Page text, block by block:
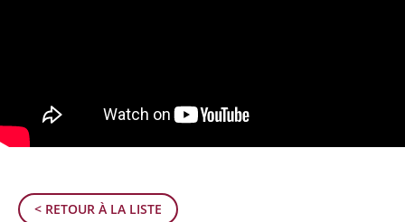
< RETOUR À LA LISTE